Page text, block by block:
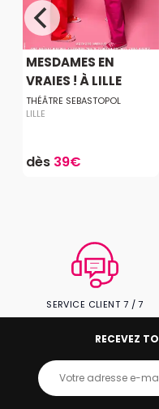
MESDAMES EN
VRAIES ! À LILLE
THÉÂTRE SEBASTOPOL
LILLE
dès 39€
SERVICE CLIENT 7 / 7
RECEVEZ